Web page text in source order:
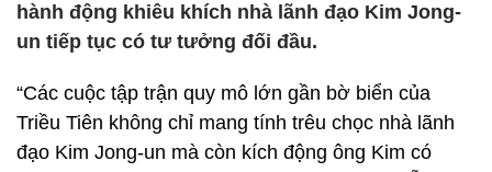
hành động khiêu khích nhà lãnh đạo Kim Jong-
un tiếp tục có tư tưởng đối đầu.
“Các cuộc tập trận quy mô lớn gần bờ biển của
Triều Tiên không chỉ mang tính trêu chọc nhà lãnh
đạo Kim Jong-un mà còn kích động ông Kim có